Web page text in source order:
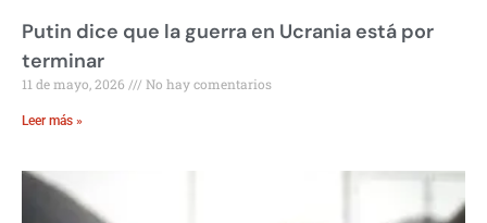
Putin dice que la guerra en Ucrania está por
terminar
11 de mayo, 2026 No hay comentarios
Leer más »